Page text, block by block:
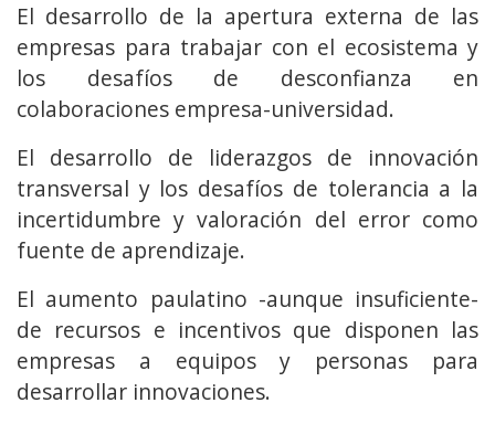
El desarrollo de la apertura externa de las
empresas para trabajar con el ecosistema y
los desafíos de desconfianza en
colaboraciones empresa-universidad.
El desarrollo de liderazgos de innovación
transversal y los desafíos de tolerancia a la
incertidumbre y valoración del error como
fuente de aprendizaje.
El aumento paulatino -aunque insuficiente-
de recursos e incentivos que disponen las
empresas a equipos y personas para
desarrollar innovaciones.